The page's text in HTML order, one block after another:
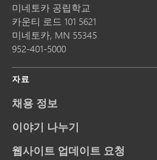
미네토카 공립학교
카운티 로드 101 5621
미네토카, MN 55345
952-401-5000
자료
채용 정보
이야기 나누기
웹사이트 업데이트 요청